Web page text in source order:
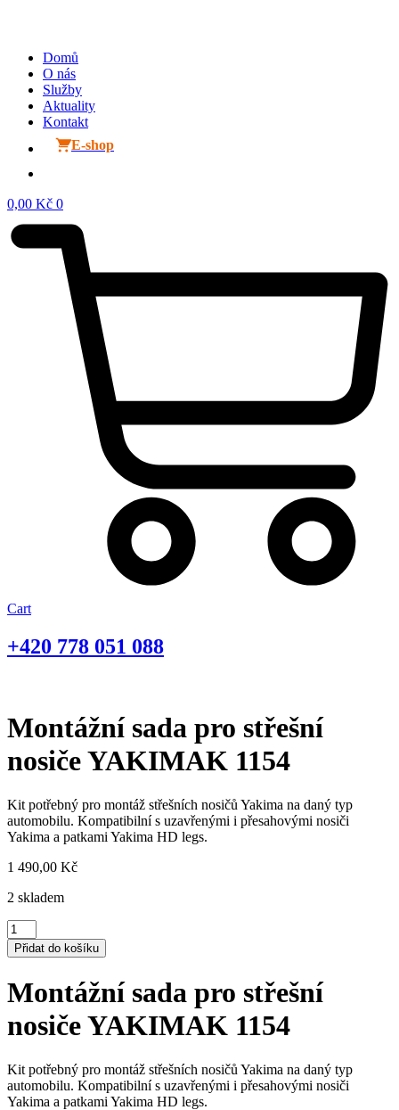
Domů
O nás
Služby
Aktuality
Kontakt
E-shop
0,00 Kč 0
Cart
+420 778 051 088
Montážní sada pro střešní
nosiče YAKIMAK 1154
Kit potřebný pro montáž střešních nosičů Yakima na daný typ
automobilu. Kompatibilní s uzavřenými i přesahovými nosiči
Yakima a patkami Yakima HD legs.
1 490,00 Kč
2 skladem
Montážní
sada
pro
nosiče
YAKIMAK
1154
množství
Přidat do košíku
Montážní sada pro střešní
nosiče YAKIMAK 1154
Kit potřebný pro montáž střešních nosičů Yakima na daný typ
automobilu. Kompatibilní s uzavřenými i přesahovými nosiči
Yakima a patkami Yakima HD legs.